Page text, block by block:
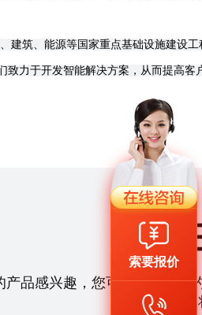
建筑、能源等国家重点基础设施建设
致力于开发智能解决方案，从而提高
产品感兴趣，您可以拨打我们
索要报价